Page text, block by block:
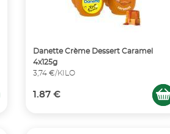
Danette Crème Dessert Caramel
4x125g
3,74 €/KILO
1.87 €